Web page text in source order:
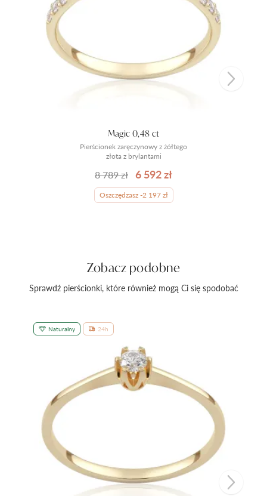
Pierścionek zaręczynowy z żółtego
złota z brylantami
Magic 0,48 ct
8 789 zł 6 592 zł
Oszczędzasz -2 197 zł
Zobacz podobne
Sprawdź pierścionki, które również mogą Ci się spodobać
Naturalny 24h